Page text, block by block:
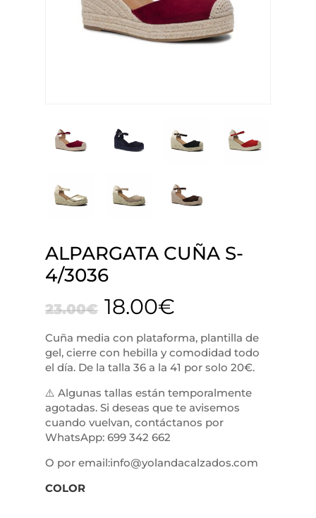
ALPARGATA CUÑA S-
4/3036
23.00€ 18.00€
Cuña media con plataforma, plantilla de
gel, cierre con hebilla y comodidad todo
el día. De la talla 36 a la 41 por solo 20€.
⚠️ Algunas tallas están temporalmente
agotadas. Si deseas que te avisemos
cuando vuelvan, contáctanos por
WhatsApp: 699 342 662
O por email:info@yolandacalzados.com
COLOR